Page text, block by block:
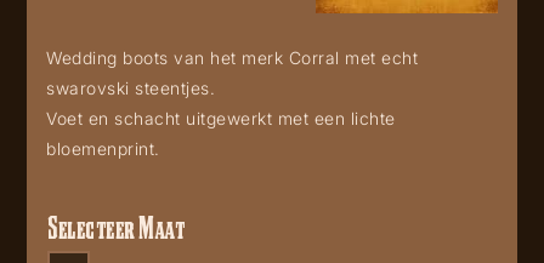
Wedding boots van het merk Corral met echt
swarovski steentjes.
Voet en schacht uitgewerkt met een lichte
bloemenprint.
Selecteer Maat